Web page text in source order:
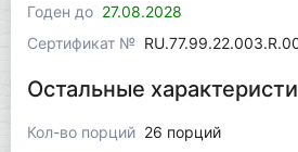
Годен до 27.08.2028
Сертификат №
Остальные
Кол-во порций 26 порций